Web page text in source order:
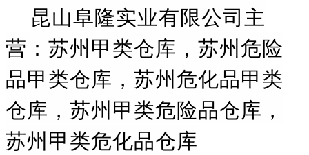
昆山阜隆实业有限公司主
营：苏州甲类仓库，苏州危险
品甲类仓库，苏州危化品甲类
仓库，苏州甲类危险品仓库，
苏州甲类危化品仓库